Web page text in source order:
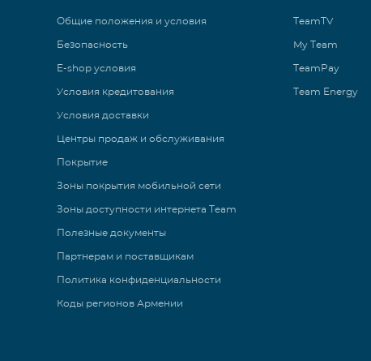
Общие положения и условия
Безопасность
E-shop условия
Условия кредитования
Условия доставки
Центры продаж и обслуживания
Покрытие
Зоны покрытия мобильной сети
Зоны доступности интернета Team
Полезные документы
Партнерам и поставщикам
Политика конфиденциальности
Коды регионов Армении
TeamTV
My Team
TeamPay
Team Energy